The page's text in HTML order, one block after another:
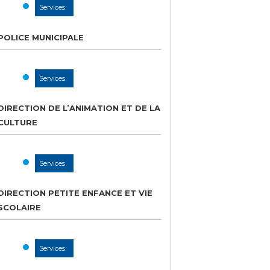
Services
MUNICIPALE
Services
DE L’ANIMATION ET DE LA
Services
PETITE ENFANCE ET VIE
Services